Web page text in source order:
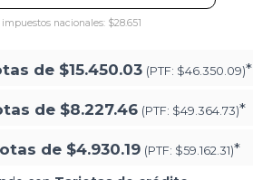
nacionales: $28.651
de $15.450.03 (PTF: $46.350.09)*
de $8.227.46 (PTF: $49.364.73)*
de $4.930.19 (PTF: $59.162.31)*